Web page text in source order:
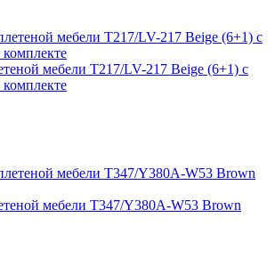
мебели T217/LV-217 Beige (6+1) с
мебели T347/Y380A-W53 Brown